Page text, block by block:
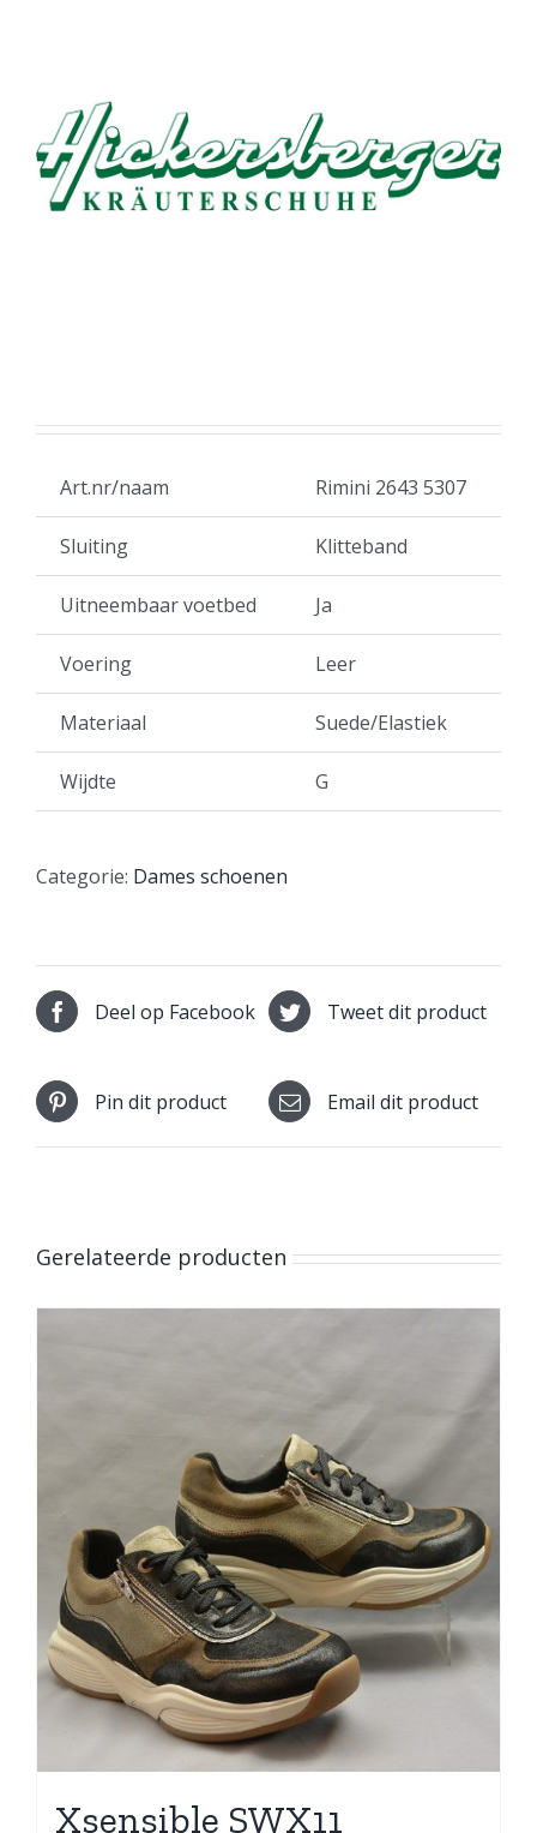
Art.nr/naam Rimini 2643 5307
Sluiting Klitteband
Uitneembaar voetbed Ja
Voering Leer
Materiaal Suede/Elastiek
Wijdte G
Categorie: Dames schoenen
Deel op Facebook Tweet dit product
Pin dit product Email dit product
Gerelateerde producten
Xsensible SWX11